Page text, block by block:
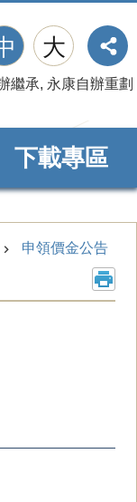
繼承 永康自辦重劃
大
下載專區
申領價金公告